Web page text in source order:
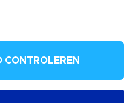
CONTROLEREN